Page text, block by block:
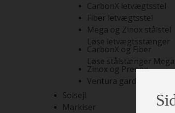
CarbonX letvægtsstel
Fiber letvægtsstel
Mega og Zinox stålstel
Løse letvægtsstænger
CarbonX og Fiber
Løse stålstænger
Zinox og Prenox
Ventura gardinstænger
Solsejl
Markiser